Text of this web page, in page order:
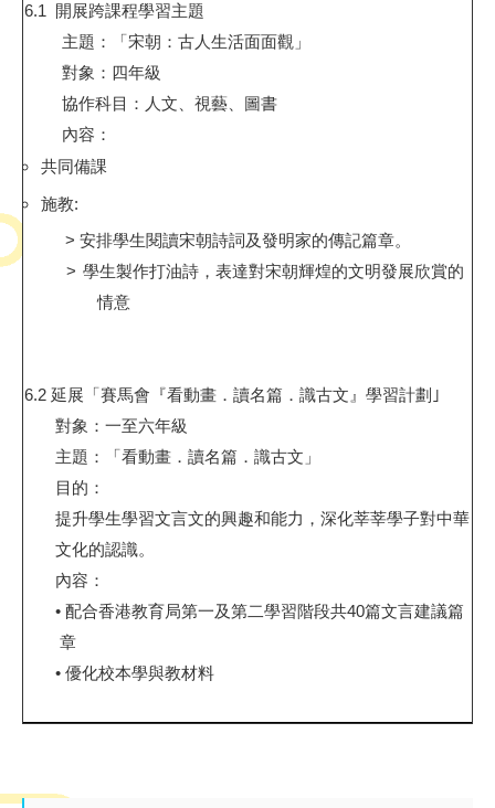
6.1 開展跨課程學習主題
主題：「宋朝：古人生活面面觀」
對象：四年級
協作科目：人文、視藝、圖書
內容：
共同備課
施教:
> 安排學生閱讀宋朝詩詞及發明家的傳記篇章。
> 學生製作打油詩，表達對宋朝輝煌的文明發展欣賞的
情意
6.2 延展「賽馬會『看動畫．讀名篇．識古文』學習計劃｣
對象：一至六年級
主題：「看動畫．讀名篇．識古文」
目的：
提升學生學習文言文的興趣和能力，深化莘莘學子對中華
文化的認識。
內容：
•配合香港教育局第一及第二學習階段共40篇文言建議篇
章
•優化校本學與教材料